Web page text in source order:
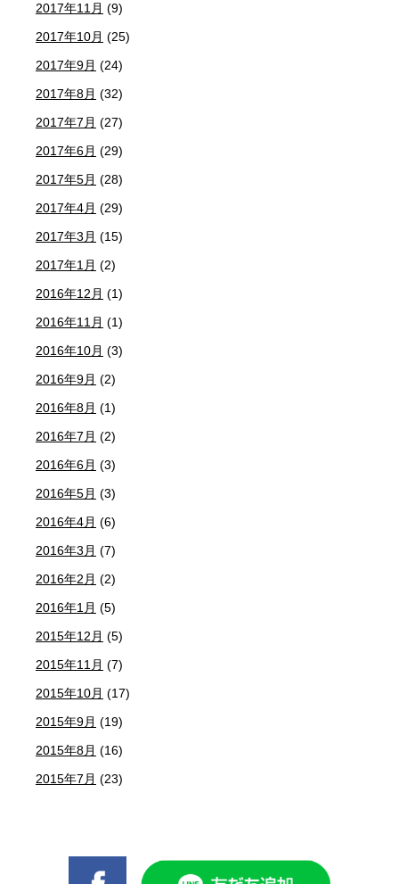
2017年11月 (9)
2017年10月 (25)
2017年9月 (24)
2017年8月 (32)
2017年7月 (27)
2017年6月 (29)
2017年5月 (28)
2017年4月 (29)
2017年3月 (15)
2017年1月 (2)
2016年12月 (1)
2016年11月 (1)
2016年10月 (3)
2016年9月 (2)
2016年8月 (1)
2016年7月 (2)
2016年6月 (3)
2016年5月 (3)
2016年4月 (6)
2016年3月 (7)
2016年2月 (2)
2016年1月 (5)
2015年12月 (5)
2015年11月 (7)
2015年10月 (17)
2015年9月 (19)
2015年8月 (16)
2015年7月 (23)